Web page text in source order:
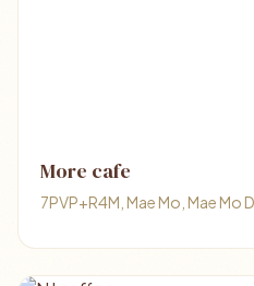
More cafe
7PVP+R4M, Mae Mo, Mae